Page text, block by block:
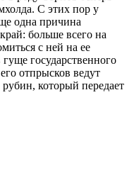
С этих пор у
одна причина
больше всего на
с ней на ее
государственного
отпрысков ведут
который передает